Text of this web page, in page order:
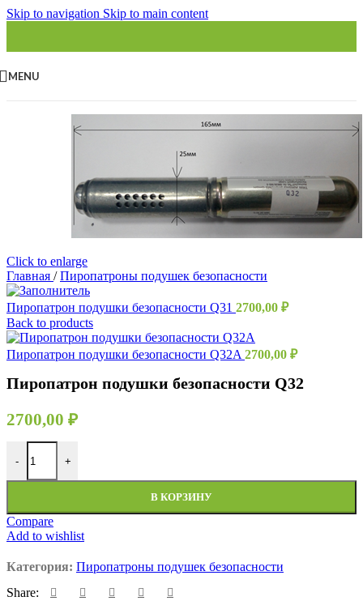
Skip to navigation Skip to main content
MENU
Click to enlarge
Главная / Пиропатроны подушек безопасности
Пиропатрон подушки безопасности Q31 2700,00 ₽
Back to products
Пиропатрон подушки безопасности Q32A 2700,00 ₽
Пиропатрон подушки безопасности Q32
2700,00 ₽
-
Количество товара Пиропатрон подушки безопасности Q32
+
В КОРЗИНУ
Compare
Add to wishlist
Категория: Пиропатроны подушек безопасности
Share: